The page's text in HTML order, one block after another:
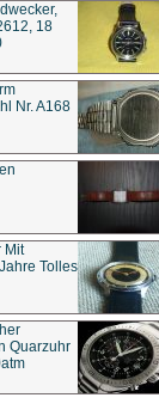
18
Nr. A168
Mit
Tolles
Quarzuhr